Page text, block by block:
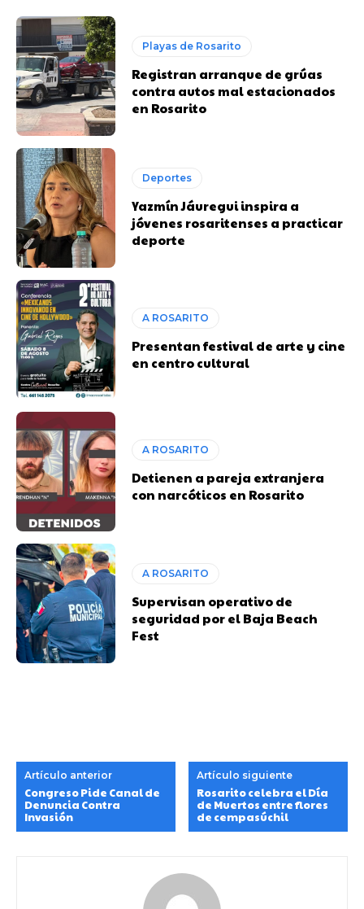
Playas de Rosarito
Registran arranque de grúas
contra autos mal estacionados
en Rosarito
Deportes
Yazmín Jáuregui inspira a
jóvenes rosaritenses a practicar
deporte
A ROSARITO
Presentan festival de arte y cine
en centro cultural
A ROSARITO
Detienen a pareja extranjera
con narcóticos en Rosarito
A ROSARITO
Supervisan operativo de
seguridad por el Baja Beach
Fest
Artículo anterior
Congreso Pide Canal de
Denuncia Contra
Invasión
Artículo siguiente
Rosarito celebra el Día
de Muertos entre flores
de cempasúchil